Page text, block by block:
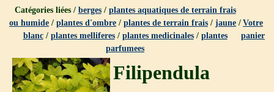
Catégories liées / berges/ plantes aquatiques de terrain frais
ou humide / plantes d'ombre / plantes de terrain frais / jaune /
blanc/ plantes melliferes/ plantes medicinales/ plantes
parfumees
Votre
panier
Filipendula